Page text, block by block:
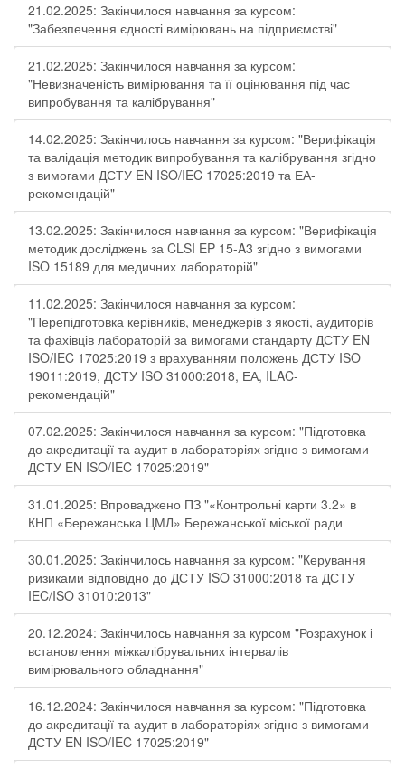
21.02.2025: Закінчилося навчання за курсом:
"Забезпечення єдності вимірювань на підприємстві"
21.02.2025: Закінчилося навчання за курсом:
"Невизначеність вимірювання та її оцінювання під час
випробування та калібрування"
14.02.2025: Закінчилось навчання за курсом: "Верифікація
та валідація методик випробування та калібрування згідно
з вимогами ДСТУ EN ISO/IEC 17025:2019 та ЕА-
рекомендацій"
13.02.2025: Закінчилося навчання за курсом: "Верифікація
методик досліджень за CLSI EP 15-A3 згідно з вимогами
ISO 15189 для медичних лабораторій"
11.02.2025: Закінчилося навчання за курсом:
"Перепідготовка керівників, менеджерів з якості, аудиторів
та фахівців лабораторій за вимогами стандарту ДСТУ EN
ISO/IEC 17025:2019 з врахуванням положень ДСТУ ISO
19011:2019, ДСТУ ISO 31000:2018, ЕА, ILAC-
рекомендацій"
07.02.2025: Закінчилося навчання за курсом: "Підготовка
до акредитації та аудит в лабораторіях згідно з вимогами
ДСТУ EN ISO/IEC 17025:2019"
31.01.2025: Впроваджено ПЗ "«Контрольні карти 3.2» в
КНП «Бережанська ЦМЛ» Бережанської міської ради
30.01.2025: Закінчилось навчання за курсом: "Керування
ризиками відповідно до ДСТУ ISO 31000:2018 та ДСТУ
IEC/ISO 31010:2013"
20.12.2024: Закінчилось навчання за курсом "Розрахунок і
встановлення міжкалібрувальних інтервалів
вимірювального обладнання"
16.12.2024: Закінчилося навчання за курсом: "Підготовка
до акредитації та аудит в лабораторіях згідно з вимогами
ДСТУ EN ISO/IEC 17025:2019"